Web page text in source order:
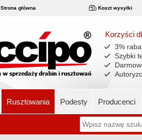
główna Koszt wysyłki
Korzyści
3%
Szybki
Rusztowania Podesty Producenci